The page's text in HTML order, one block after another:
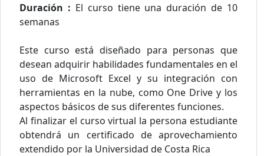
Duración : El curso tiene una duración de 10
semanas
Este curso está diseñado para personas que
desean adquirir habilidades fundamentales en el
uso de Microsoft Excel y su integración con
herramientas en la nube, como One Drive y los
aspectos básicos de sus diferentes funciones.
Al finalizar el curso virtual la persona estudiante
obtendrá un certificado de aprovechamiento
extendido por la Universidad de Costa Rica